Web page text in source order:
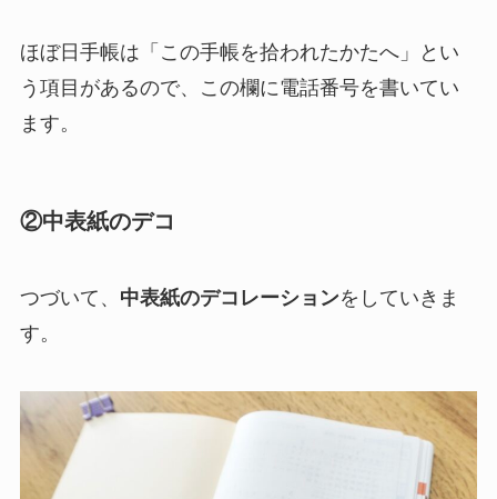
ほぼ日手帳は「この手帳を拾われたかたへ」とい
う項目があるので、この欄に電話番号を書いてい
ます。
②中表紙のデコ
つづいて、 中表紙のデコレーションをしていきま
す。